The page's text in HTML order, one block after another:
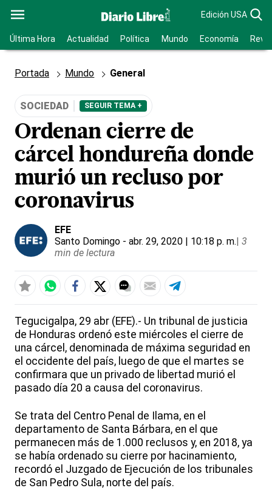
Edición USA
Última Hora Actualidad Política Mundo Economía
Portada Mundo General
SOCIEDAD SEGUIR TEMA +
Ordenan cierre de
cárcel hondureña donde
murió un recluso por
coronavirus
EFE
Santo Domingo - abr. 29, 2020 | 10:18 p. m.| 3
min de lectura
Tegucigalpa, 29 abr (EFE).- Un tribunal de justicia
de Honduras ordenó este miércoles el cierre de
una cárcel, denominada de máxima seguridad en
el occidente del país, luego de que el martes se
confirmara que un privado de libertad murió el
pasado día 20 a causa del coronavirus.
Se trata del Centro Penal de Ilama, en el
departamento de Santa Bárbara, en el que
permanecen más de 1.000 reclusos y, en 2018, ya
se había ordenado su cierre por hacinamiento,
recordó el Juzgado de Ejecución de los tribunales
de San Pedro Sula, norte del país.